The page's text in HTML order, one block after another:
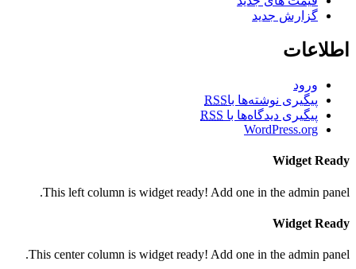
گزارش جدید
اطلاعات
ورود
پیگیری نوشته‌ها باRSS
پیگیری دیدگاه‌ها با RSS
WordPress.org
Widget Ready
This left column is widget ready! Add one in the admin panel.
Widget Ready
This center column is widget ready! Add one in the admin panel.